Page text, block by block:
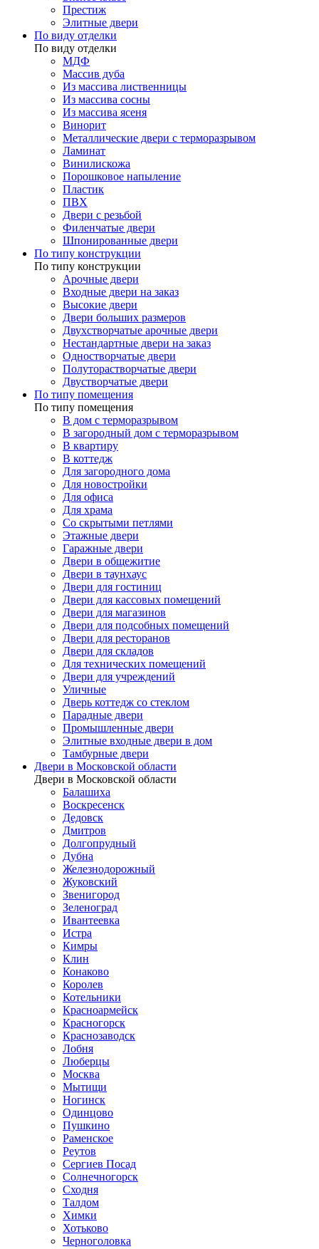
Престиж
Элитные двери
По виду отделки
По виду отделки
МДФ
Массив дуба
Из массива лиственницы
Из массива сосны
Из массива ясеня
Винорит
Металлические двери с терморазрывом
Ламинат
Винилискожа
Порошковое напыление
Пластик
ПВХ
Двери с резьбой
Филенчатые двери
Шпонированные двери
По типу конструкции
По типу конструкции
Арочные двери
Входные двери на заказ
Высокие двери
Двери больших размеров
Двухстворчатые арочные двери
Нестандартные двери на заказ
Одностворчатые двери
Полуторастворчатые двери
Двустворчатые двери
По типу помещения
По типу помещения
В дом с терморазрывом
В загородный дом с терморазрывом
В квартиру
В коттедж
Для загородного дома
Для новостройки
Для офиса
Для храма
Со скрытыми петлями
Этажные двери
Гаражные двери
Двери в общежитие
Двери в таунхаус
Двери для гостиниц
Двери для кассовых помещений
Двери для магазинов
Двери для подсобных помещений
Двери для ресторанов
Двери для складов
Для технических помещений
Двери для учреждений
Уличные
Дверь коттедж со стеклом
Парадные двери
Промышленные двери
Элитные входные двери в дом
Тамбурные двери
Двери в Московской области
Двери в Московской области
Балашиха
Воскресенск
Дедовск
Дмитров
Долгопрудный
Дубна
Железнодорожный
Жуковский
Звенигород
Зеленоград
Ивантеевка
Истра
Кимры
Клин
Конаково
Королев
Котельники
Красноармейск
Красногорск
Краснозаводск
Лобня
Люберцы
Москва
Мытищи
Ногинск
Одинцово
Пушкино
Раменское
Реутов
Сергиев Посад
Солнечногорск
Сходня
Талдом
Химки
Хотьково
Черноголовка